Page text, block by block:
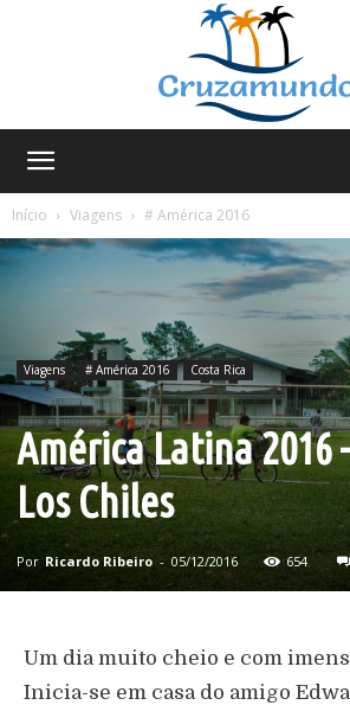
Início
Viagens # América 2016
Viagens # América 2016 Costa Rica
América Latina 2016
Los Chiles
Por Ricardo Ribeiro - 05/12/2016 654
Um dia muito cheio e com
Inicia-se em casa do amigo